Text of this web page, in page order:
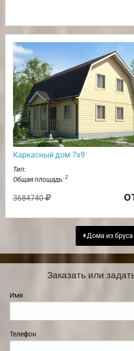
Каркасный дом 7х9
Тип:
Общая площадь: 2
3684740
Дома из бруса
Заказать или
Имя
Телефон